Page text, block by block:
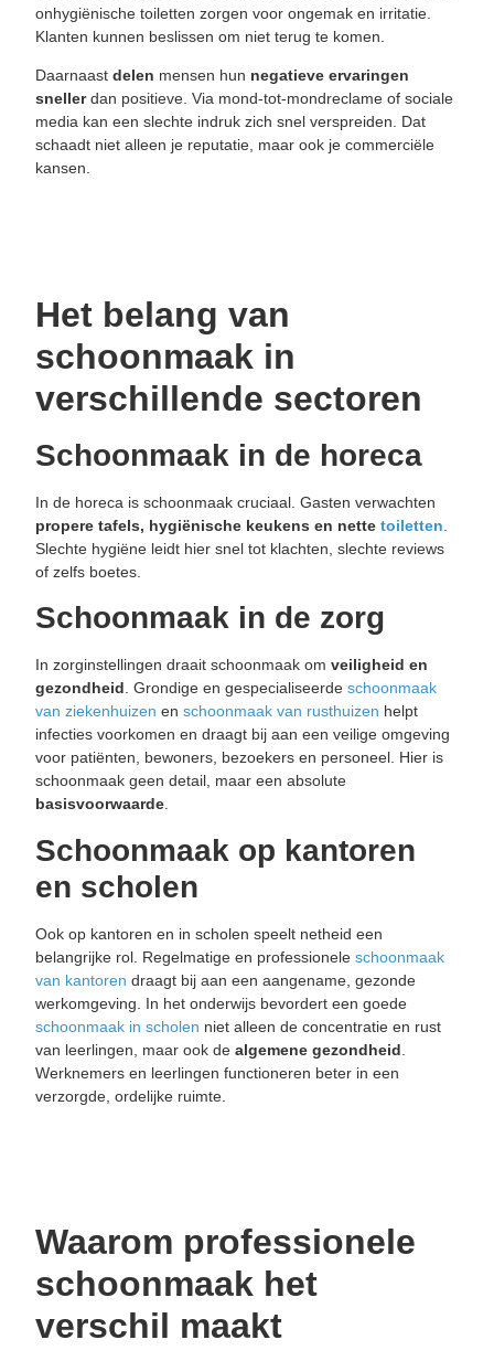
onhygiënische toiletten zorgen voor ongemak en irritatie.
Klanten kunnen beslissen om niet terug te komen.
Daarnaastdelen mensen hun negatieve ervaringen
snellerdan positieve. Via mond-tot-mondreclame of sociale
media kan een slechte indruk zich snel verspreiden. Dat
schaadt niet alleen je reputatie, maar ook je commerciële
kansen.
Het belang van
schoonmaak in
verschillende sectoren
Schoonmaak in de horeca
In de horeca is schoonmaak cruciaal. Gasten verwachten
propere tafels, hygiënische keukens en nettetoiletten
Slechte hygiëne leidt hier snel tot klachten, slechte reviews
of zelfs boetes.
Schoonmaak in de zorg
In zorginstellingen draait schoonmaak omveiligheid en
gezondheid . Grondige en gespecialiseerde schoonmaak
van ziekenhuizen en schoonmaak van rusthuizen helpt
infecties voorkomen en draagt bij aan een veilige omgeving
voor patiënten, bewoners, bezoekers en personeel. Hier is
schoonmaak geen detail, maar een absolute
basisvoorwaarde
Schoonmaak op kantoren
en scholen
Ook op kantoren en in scholen speelt netheid een
belangrijke rol. Regelmatige en professionele schoonmaak
van kantoren draagt bij aan een aangename, gezonde
werkomgeving. In het onderwijs bevordert een goede
schoonmaak in scholen niet alleen de concentratie en rust
van leerlingen, maar ook dealgemene gezondheid
Werknemers en leerlingen functioneren beter in een
verzorgde, ordelijke ruimte.
Waarom professionele
schoonmaak het
verschil maakt